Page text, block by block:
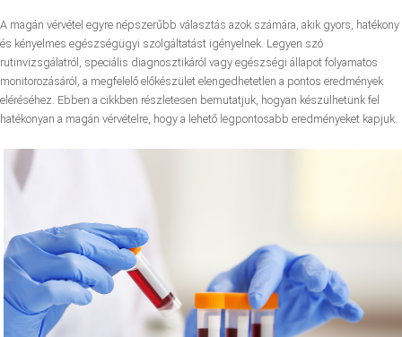
A magán vérvétel egyre népszerűbb választás azok számára, akik gyors, hatékony
és kényelmes egészségügyi szolgáltatást igényelnek. Legyen szó
rutinvizsgálatról, speciális diagnosztikáról vagy egészségi állapot folyamatos
monitorozásáról, a megfelelő előkészület elengedhetetlen a pontos eredmények
eléréséhez. Ebben a cikkben részletesen bemutatjuk, hogyan készülhetünk fel
hatékonyan a magán vérvételre, hogy a lehető legpontosabb eredményeket kapjuk.